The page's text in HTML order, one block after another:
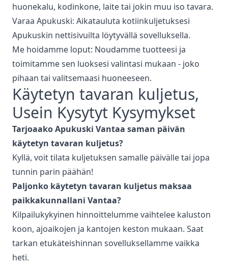
huonekalu, kodinkone, laite tai jokin muu iso tavara.
Varaa Apukuski: Aikatauluta kotiinkuljetuksesi
Apukuskin nettisivuilta löytyvällä sovelluksella.
Me hoidamme loput: Noudamme tuotteesi ja
toimitamme sen luoksesi valintasi mukaan - joko
pihaan tai valitsemaasi huoneeseen.
Käytetyn tavaran kuljetus,
Usein Kysytyt Kysymykset
Tarjoaako Apukuski Vantaa saman päivän
käytetyn tavaran kuljetus?
Kyllä, voit tilata kuljetuksen samalle päivälle tai jopa
tunnin parin päähän!
Paljonko käytetyn tavaran kuljetus maksaa
paikkakunnallani Vantaa?
Kilpailukykyinen hinnoittelumme vaihtelee kaluston
koon, ajoaikojen ja kantojen keston mukaan. Saat
tarkan etukäteishinnan sovelluksellamme vaikka
heti.